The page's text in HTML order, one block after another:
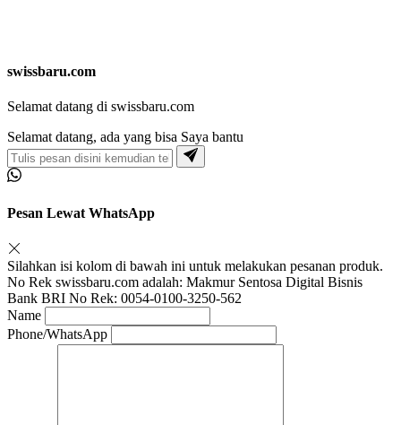
swissbaru.com
Selamat datang di swissbaru.com
Selamat datang, ada yang bisa Saya bantu
Pesan Lewat WhatsApp
Silahkan isi kolom di bawah ini untuk melakukan pesanan produk.
No Rek swissbaru.com adalah: Makmur Sentosa Digital Bisnis
Bank BRI No Rek: 0054-0100-3250-562
Name
Phone/WhatsApp